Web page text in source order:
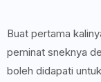
Buat pertama
peminat sneknya
boleh didapati